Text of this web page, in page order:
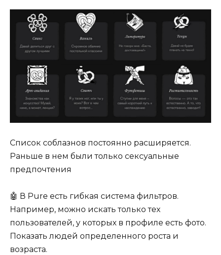
Список соблазнов постоянно расширяется.
Раньше в нем были только сексуальные
предпочтения
🤖 В Pure есть гибкая система фильтров.
Например, можно искать только тех
пользователей, у которых в профиле есть фото.
Показать людей определенного роста и
возраста.